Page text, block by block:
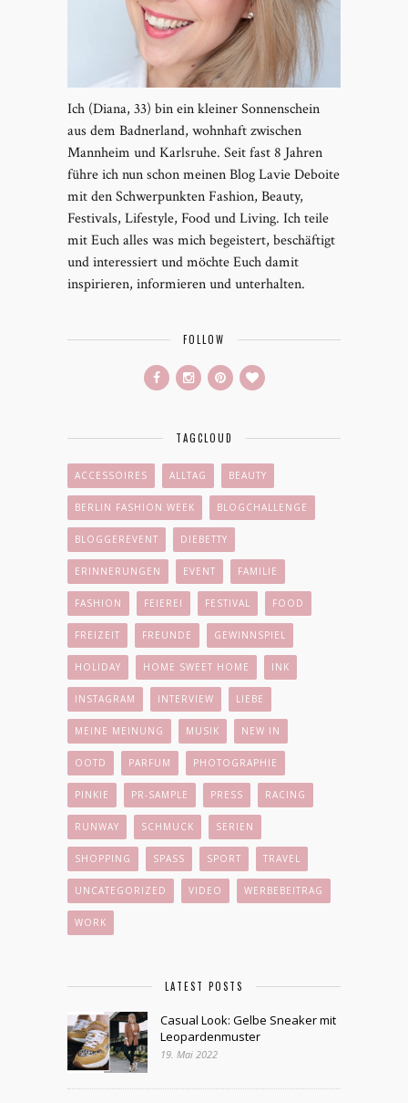
Ich (Diana, 33) bin ein kleiner Sonnenschein
aus dem Badnerland, wohnhaft zwischen
Mannheim und Karlsruhe. Seit fast 8 Jahren
führe ich nun schon meinen Blog Lavie Deboite
mit den Schwerpunkten Fashion, Beauty,
Festivals, Lifestyle, Food und Living. Ich teile
mit Euch alles was mich begeistert, beschäftigt
und interessiert und möchte Euch damit
inspirieren, informieren und unterhalten.
FOLLOW
TAGCLOUD
ACCESSOIRES ALLTAG BEAUTY
BERLIN FASHION WEEK BLOGCHALLENGE
BLOGGEREVENT DIEBETTY
ERINNERUNGEN EVENT FAMILIE
FASHION FEIEREI FESTIVAL FOOD
FREIZEIT FREUNDE GEWINNSPIEL
HOLIDAY HOME SWEET HOME INK
INSTAGRAM INTERVIEW LIEBE
MEINE MEINUNG MUSIK NEW IN
OOTD PARFUM PHOTOGRAPHIE
PINKIE PR-SAMPLE PRESS RACING
RUNWAY SCHMUCK SERIEN
SHOPPING SPASS SPORT TRAVEL
UNCATEGORIZED VIDEO WERBEBEITRAG
WORK
LATEST POSTS
Casual Look: Gelbe Sneaker mit
Leopardenmuster
19. Mai 2022